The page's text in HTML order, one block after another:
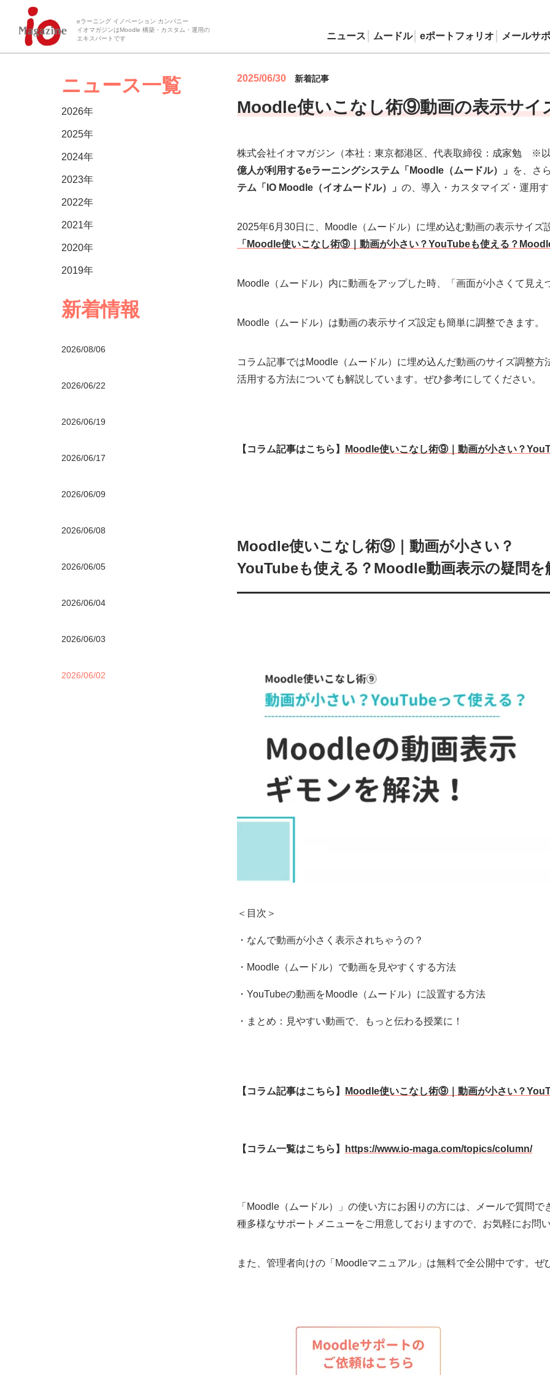
eラーニング イノベーション カンパニー
イオマガジンはMoodle 構築・カスタム・運用の
エキスパートです
ニュース ムードル eポートフォリオ メールサ
ニュース一覧
2026年
2025年
2024年
2023年
2022年
2021年
2020年
2019年
新着情報
2026/08/06
2026/06/22
2026/06/19
2026/06/17
2026/06/09
2026/06/08
2026/06/05
2026/06/04
2026/06/03
2026/06/02
2025/06/30 新着記事
Moodle使いこなし術⑨動画の表示サイ
株式会社イオマガジン（本社：東京都港区、代表取締役：成家勉 ※
億人が利用するeラーニングシステム「Moodle（ムードル）」
を、さ
テム「IO Moodle（イオムードル）」 の、導入・カスタマイズ・運用
2025年6月30日に、Moodle（ムードル）に埋め込む動画の表示サイズ
「Moodle使いこなし術⑨｜動画が小さい？YouTubeも使える？
Moodle（ムードル）内に動画をアップした時、「画面が小さくて見
Moodle（ムードル）は動画の表示サイズ設定も簡単に調整できます。
コラム記事ではMoodle（ムードル）に埋め込んだ動画のサイズ調整
活用する方法についても解説しています。ぜひ参考にしてください。
【コラム記事はこちら】 Moodle使いこなし術⑨｜動画が小さい？
Moodle使いこなし術⑨｜動画が小さい？
YouTubeも使える？Moodle動画表示の疑問を
＜目次＞
・なんで動画が小さく表示されちゃうの？
・Moodle（ムードル）で動画を見やすくする方法
・YouTubeの動画をMoodle（ムードル）に設置する方法
・まとめ：見やすい動画で、もっと伝わる授業に！
【コラム記事はこちら】 Moodle使いこなし術⑨｜動画が小さい？
【コラム一覧はこちら】 https://www.io-maga.com/topics/column/
「Moodle（ムードル）」の使い方にお困りの方には、メールで質問
種多様なサポートメニューをご用意しておりますので、お気軽にお問
また、管理者向けの「Moodleマニュアル」は無料で全公開中です。ぜ